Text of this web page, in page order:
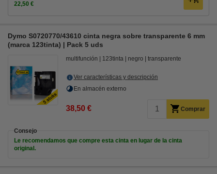
22,50 €
Dymo S0720770/43610 cinta negra sobre transparente 6 mm
(marca 123tinta) | Pack 5 uds
multifunción 123tinta negro transparente
Ver características y descripción
En almacén externo
38,50 € Comprar
Consejo
Le recomendamos que compre esta cinta en lugar de la cinta
original.